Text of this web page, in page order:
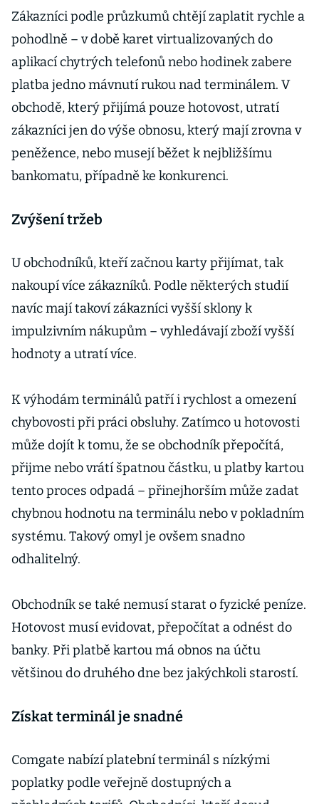
Zákazníci podle průzkumů chtějí zaplatit rychle a
pohodlně – v době karet virtualizovaných do
aplikací chytrých telefonů nebo hodinek zabere
platba jedno mávnutí rukou nad terminálem. V
obchodě, který přijímá pouze hotovost, utratí
zákazníci jen do výše obnosu, který mají zrovna v
peněžence, nebo musejí běžet k nejbližšímu
bankomatu, případně ke konkurenci.
Zvýšení tržeb
U obchodníků, kteří začnou karty přijímat, tak
nakoupí více zákazníků. Podle některých studií
navíc mají takoví zákazníci vyšší sklony k
impulzivním nákupům – vyhledávají zboží vyšší
hodnoty a utratí více.
K výhodám terminálů patří i rychlost a omezení
chybovosti při práci obsluhy. Zatímco u hotovosti
může dojít k tomu, že se obchodník přepočítá,
přijme nebo vrátí špatnou částku, u platby kartou
tento proces odpadá – přinejhorším může zadat
chybnou hodnotu na terminálu nebo v pokladním
systému. Takový omyl je ovšem snadno
odhalitelný.
Obchodník se také nemusí starat o fyzické peníze.
Hotovost musí evidovat, přepočítat a odnést do
banky. Při platbě kartou má obnos na účtu
většinou do druhého dne bez jakýchkoli starostí.
Získat terminál je snadné
Comgate nabízí platební terminál s nízkými
poplatky podle veřejně dostupných a